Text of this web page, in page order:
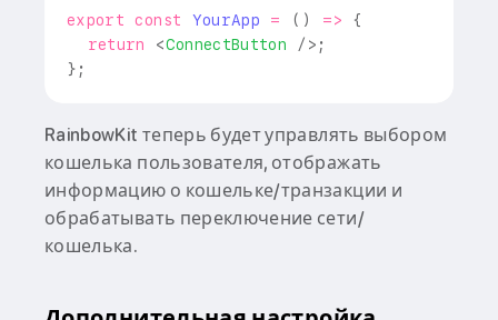
export const YourApp = ( ) =>
{
return
<ConnectButton /> ;
} ;
RainbowKit теперь будет управлять выбором
кошелька пользователя, отображать
информацию о кошельке/транзакции и
обрабатывать переключение сети/
кошелька.